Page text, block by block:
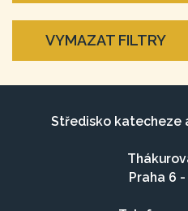
VYMAZAT FILTRY
Středisko katecheze
Praha 6